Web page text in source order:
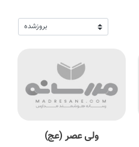
ولی عصر (عج)